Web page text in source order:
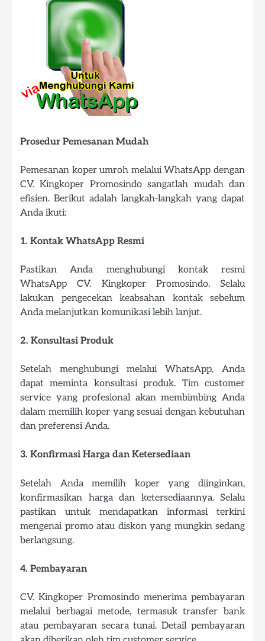
Prosedur Pemesanan Mudah
Pemesanan koper umroh melalui WhatsApp dengan
CV. Kingkoper Promosindo sangatlah mudah dan
efisien. Berikut adalah langkah-langkah yang dapat
Anda ikuti:
1. Kontak WhatsApp Resmi
Pastikan Anda menghubungi kontak resmi
WhatsApp CV. Kingkoper Promosindo. Selalu
lakukan pengecekan keabsahan kontak sebelum
Anda melanjutkan komunikasi lebih lanjut.
2. Konsultasi Produk
Setelah menghubungi melalui WhatsApp, Anda
dapat meminta konsultasi produk. Tim customer
service yang profesional akan membimbing Anda
dalam memilih koper yang sesuai dengan kebutuhan
dan preferensi Anda.
3. Konfirmasi Harga dan Ketersediaan
Setelah Anda memilih koper yang diinginkan,
konfirmasikan harga dan ketersediaannya. Selalu
pastikan untuk mendapatkan informasi terkini
mengenai promo atau diskon yang mungkin sedang
berlangsung.
4. Pembayaran
CV. Kingkoper Promosindo menerima pembayaran
melalui berbagai metode, termasuk transfer bank
atau pembayaran secara tunai. Detail pembayaran